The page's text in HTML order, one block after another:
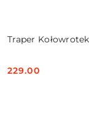
Traper
Cena:
229.00